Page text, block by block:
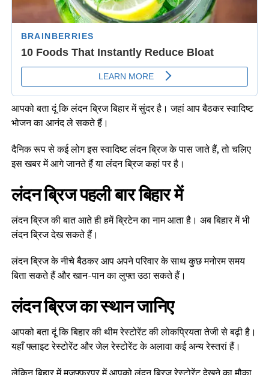
आपको बता दूं कि लंदन ब्रिज बिहार में सुंदर है। जहां आप बैठकर स्वादिष्ट
भोजन का आनंद ले सकते हैं।
दैनिक रूप से कई लोग इस स्वादिष्ट लंदन ब्रिज के पास जाते हैं, तो चलिए
इस खबर में आगे जानते हैं या लंदन ब्रिज कहां पर है।
लंदन ब्रिज पहली बार बिहार में
लंदन ब्रिज की बात आते ही हमें ब्रिटेन का नाम आता है। अब बिहार में भी
लंदन ब्रिज देख सकते हैं।
लंदन ब्रिज के नीचे बैठकर आप अपने परिवार के साथ कुछ मनोरम समय
बिता सकते हैं और खान-पान का लुफ्त उठा सकते हैं।
लंदन ब्रिज का स्थान जानिए
आपको बता दूं कि बिहार की थीम रेस्टोरेंट की लोकप्रियता तेजी से बढ़ी है।
यहाँ फ्लाइट रेस्टोरेंट और जेल रेस्टोरेंट के अलावा कई अन्य रेस्तरां हैं।